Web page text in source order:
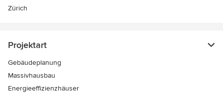
Zürich
Projektart
Gebäudeplanung
Massivhausbau
Energieeffizienzhäuser